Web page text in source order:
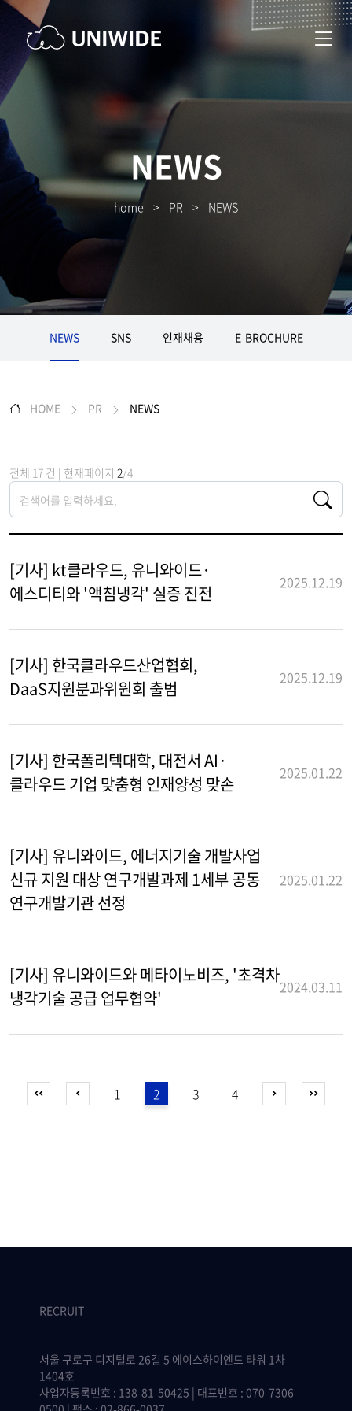
NEWS
home > PR > NEWS
NEWS SNS 인재채용 E-BROCHURE
HOME PR NEWS
전체 17 건 | 현재페이지 2/4
[기사] kt클라우드, 유니와이드·
에스디티와 '액침냉각' 실증 진전
2025.12.19
[기사] 한국클라우드산업협회,
DaaS지원분과위원회 출범
2025.12.19
[기사] 한국폴리텍대학, 대전서 AI·
클라우드 기업 맞춤형 인재양성 맞손
2025.01.22
[기사] 유니와이드, 에너지기술 개발사업
신규 지원 대상 연구개발과제 1세부 공동
연구개발기관 선정
2025.01.22
[기사] 유니와이드와 메타이노비즈, '초격차
냉각기술 공급 업무협약'
2024.03.11
1 2 3 4
RECRUIT
서울 구로구 디지털로 26길 5 에이스하이엔드 타워 1차
1404호
사업자등록번호 : 138-81-50425 | 대표번호 : 070-7306-